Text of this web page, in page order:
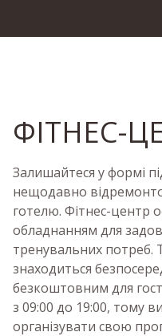
ФІТНЕС-
Залишайтеся у формі
нещодавно
готелю. Фітнес-центр
обладнанням для
тренувальних потреб.
знаходиться
безкоштовним для
з 09:00 до 19:00, тому
організувати свою